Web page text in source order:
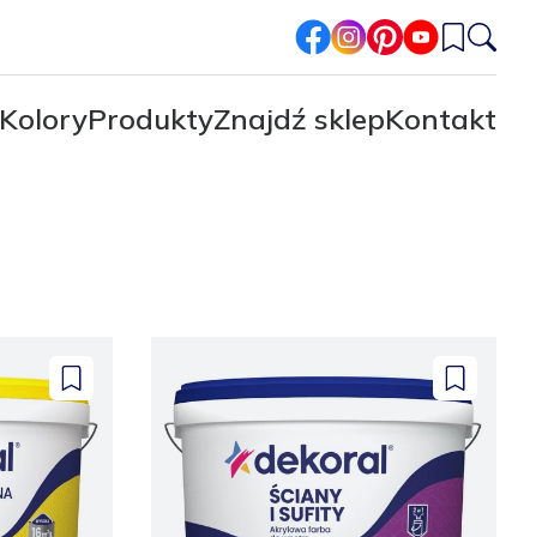
facebook
instagram
pinterest
youtube
KoloryProduktyZnajdź sklepKontakt
Dodaj
do
zapisanych
Dodaj
do
zapisanych